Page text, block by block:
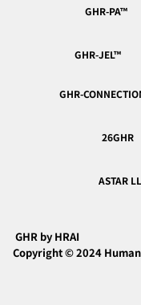
講者の声
GHR-PA™︎
GHR-JEL™︎
GHR-
26GHR
ASTAR
GHR by HRAI
Copyright © 2024